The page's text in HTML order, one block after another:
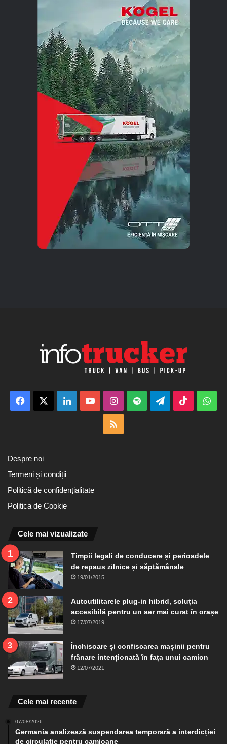
Facebook LinkedInYouTubeInstagram
Spotify TelegramTikTok
Despre noi
Termeni și condiții
Politică de confidențialitate
Politica de Cookie
Cele mai vizualizate
Timpii legali de conducere și perioadele
de repaus zilnice și săptămânale
19/01/2015
Autoutilitarele plug-in hibrid, soluția
accesibilă pentru un aer mai curat în orașe
17/07/2019
Închisoare și confiscarea mașinii pentru
frânare intenționată în fața unui camion
12/07/2021
Cele mai recente
07/08/2026
Germania analizează suspendarea temporară a interdicției
de circulație pentru camioane